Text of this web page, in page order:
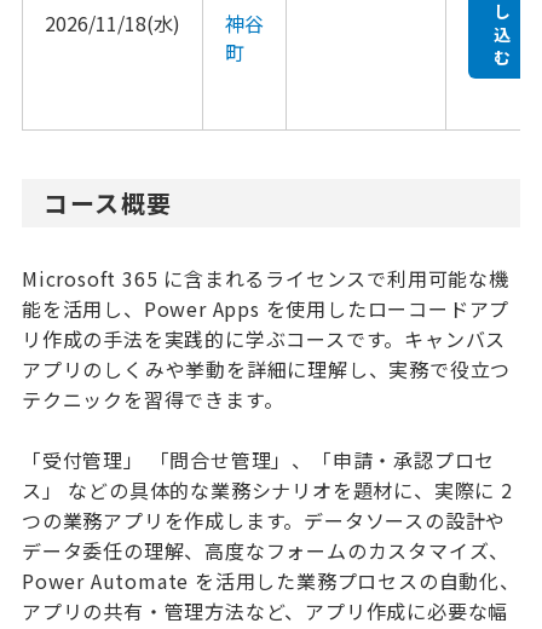
2026/11/18(水)
神谷
町
し
込
む
コース概要
Microsoft 365 に含まれるライセンスで利用可能な機
能を活用し、Power Apps を使用したローコードアプ
リ作成の手法を実践的に学ぶコースです。キャンバス
アプリのしくみや挙動を詳細に理解し、実務で役立つ
テクニックを習得できます。
「受付管理」 「問合せ管理」、「申請・承認プロセ
ス」 などの具体的な業務シナリオを題材に、実際に 2
つの業務アプリを作成します。データソースの設計や
データ委任の理解、高度なフォームのカスタマイズ、
Power Automate を活用した業務プロセスの自動化、
アプリの共有・管理方法など、アプリ作成に必要な幅